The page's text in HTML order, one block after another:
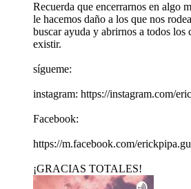
Recuerda que encerrarnos en algo
le hacemos daño a los que nos
buscar ayuda y abrirnos a todos los
existir.
sígueme:
instagram: https://instagram.com/
Facebook:
https://m.facebook.com/
¡GRACIAS TOTALES!